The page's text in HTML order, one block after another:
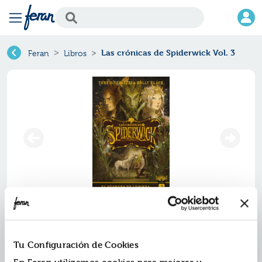
Tu Configuración de Cookies
Feran Libros Las crónicas de Spiderwick Vol. 3
Las crónicas de spiderwick vol. 3
Ref.ZUK-7854607